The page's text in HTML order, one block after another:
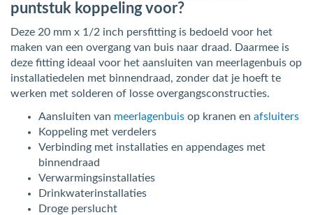
puntstuk koppeling voor?
Deze 20 mm x 1/2 inch persfitting is bedoeld voor het
maken van een overgang van buis naar draad. Daarmee is
deze fitting ideaal voor het aansluiten van meerlagenbuis op
installatiedelen met binnendraad, zonder dat je hoeft te
werken met solderen of losse overgangsconstructies.
Aansluiten van meerlagenbuis op kranen en afsluiters
Koppeling met verdelers
Verbinding met installaties en appendages met
binnendraad
Verwarmingsinstallaties
Drinkwaterinstallaties
Droge perslucht